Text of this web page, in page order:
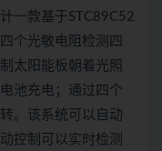
一款基于STC89C52
个光敏电阻检测四
太阳能板朝着光照
池充电；通过四个
。该系统可以自动
控制可以实时检测